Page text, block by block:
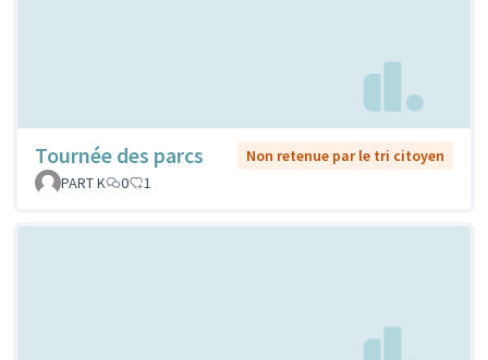
Tournée des parcs
Non retenue par le tri citoyen
PART K
0 1